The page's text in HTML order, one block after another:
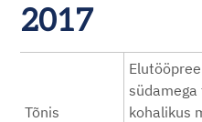
2017
Tõnis
kohalikus